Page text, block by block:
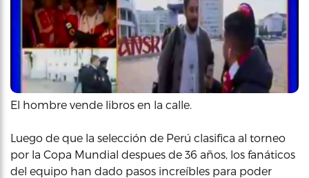
El hombre vende libros en la calle.
Luego de que la selección de Perú clasifica al torneo
por la Copa Mundial despues de 36 años, los fanáticos
del equipo han dado pasos increíbles para poder